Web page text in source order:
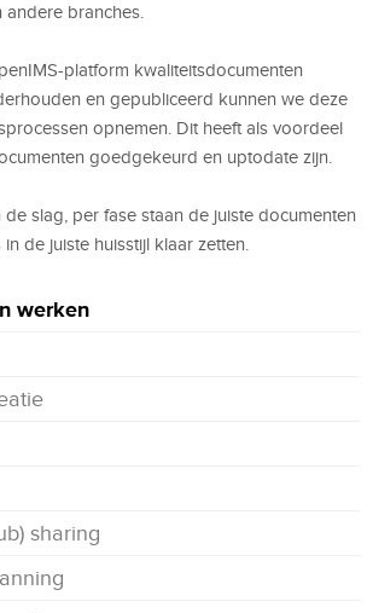
branches.
platform kwaliteitsdocumenten
en gepubliceerd kunnen we deze
opnemen. Dit heeft als voordeel
goedgekeurd en uptodate zijn.
de slag, per fase staan de juiste documenten
de juiste huisstijl klaar zetten.
werken
sharing